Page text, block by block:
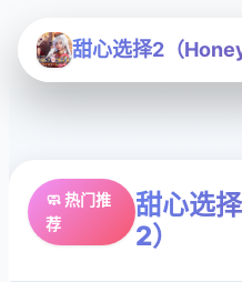
甜心选择2（
🧼 热门推
荐
甜心选
2）